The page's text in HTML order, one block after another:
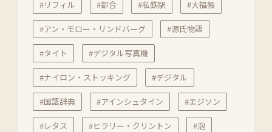
#リフィル #都合 #私鉄駅 #大福帳
#アン・モロー・リンドバーグ #源氏物語
#タイト #デジタル写真機
#ナイロン・ストッキング #デジタル
#国語辞典 #アインシュタイン #エジソン
#レタス #ヒラリー・クリントン #泡